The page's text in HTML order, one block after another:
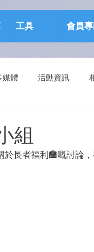
工具 會員
媒體 活動資訊
組
長者福利🏣嘅討論